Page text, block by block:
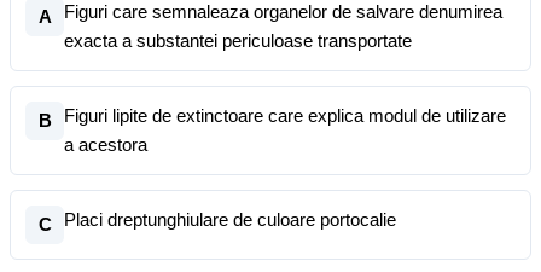
A
Figuri care semnaleaza organelor de salvare denumirea
exacta a substantei periculoase transportate
B
Figuri lipite de extinctoare care explica modul de utilizare
a acestora
C Placi dreptunghiulare de culoare portocalie